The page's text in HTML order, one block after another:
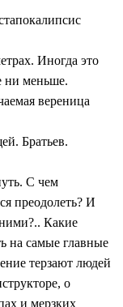
Иногда это
ни меньше.
вереница
Братьев.
С чем
преодолеть? И
Какие
на самые главные
терзают людей
о
и мерзких